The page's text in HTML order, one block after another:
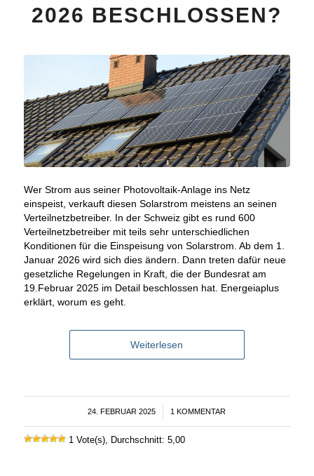
2026 BESCHLOSSEN?
Wer Strom aus seiner Photovoltaik-Anlage ins Netz
einspeist, verkauft diesen Solarstrom meistens an seinen
Verteilnetzbetreiber. In der Schweiz gibt es rund 600
Verteilnetzbetreiber mit teils sehr unterschiedlichen
Konditionen für die Einspeisung von Solarstrom. Ab dem 1.
Januar 2026 wird sich dies ändern. Dann treten dafür neue
gesetzliche Regelungen in Kraft, die der Bundesrat am
19.Februar 2025 im Detail beschlossen hat. Energeiaplus
erklärt, worum es geht.
Weiterlesen
24. FEBRUAR 2025
/ 1 KOMMENTAR
1 Vote(s), Durchschnitt: 5,00